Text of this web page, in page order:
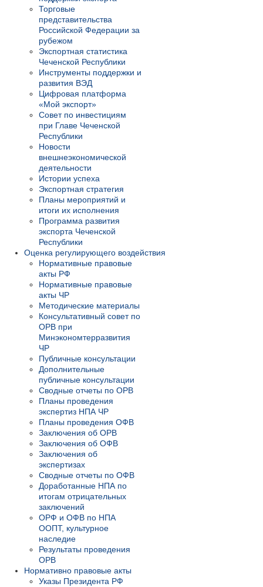
Торговые
представительства
Российской Федерации за
рубежом
Экспортная статистика
Чеченской Республики
Инструменты поддержки и
развития ВЭД
Цифровая платформа
«Мой экспорт»
Совет по инвестициям
при Главе Чеченской
Республики
Новости
внешнеэкономической
деятельности
Истории успеха
Экспортная стратегия
Планы мероприятий и
итоги их исполнения
Программа развития
экспорта Чеченской
Республики
Оценка регулирующего воздействия
Нормативные правовые
акты РФ
Нормативные правовые
акты ЧР
Методические материалы
Консультативный совет по
ОРВ при
Минэкономтерразвития
ЧР
Публичные консультации
Дополнительные
публичные консультации
Сводные отчеты по ОРВ
Планы проведения
экспертиз НПА ЧР
Планы проведения ОФВ
Заключения об ОРВ
Заключения об ОФВ
Заключения об
экспертизах
Сводные отчеты по ОФВ
Доработанные НПА по
итогам отрицательных
заключений
ОРФ и ОФВ по НПА
ООПТ, культурное
наследие
Результаты проведения
ОРВ
Нормативно правовые акты
Указы Президента РФ